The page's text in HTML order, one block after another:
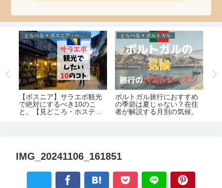
とらべる × ボスニア・ヘルツェゴビナ
【ボスニア】サラエボ観光
で絶対にするべき10のこ
と。【見どころ・ホステル
とらべる × ポルトガル
ポルトガル旅行におすすめ
の季節は夏じゃない？在住
者が解説する月別の気候。
IMG_20241106_161851